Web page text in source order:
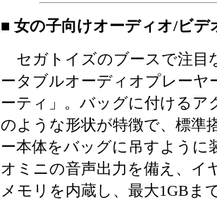
■ 女の子向けオーディオ/ビデ
セガトイズのブースで注目
ータブルオーディオプレー
ーティ」。バッグに付ける
のような形状が特徴で、標準
ー本体をバッグに吊すように
オミニの音声出力を備え、イ
メモリを内蔵し、最大1GBま